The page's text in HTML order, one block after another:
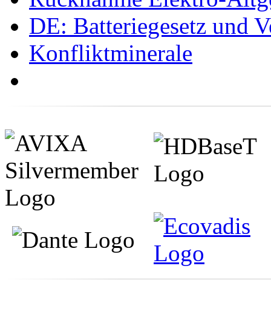
DE: Batteriegesetz und
Konfliktminerale